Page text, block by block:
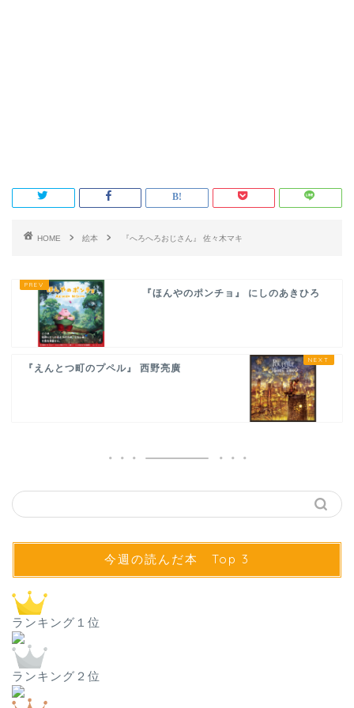
HOME 絵本 『へろへろおじさん』 佐々木マキ
『ほんやのポンチョ』 にしのあきひろ
『えんとつ町のプペル』 西野亮廣
今週の読んだ本 Top 3
ランキング１位
ランキング２位